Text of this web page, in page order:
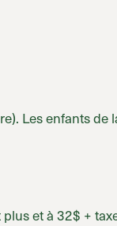
Les enfants de
et à 32$ +